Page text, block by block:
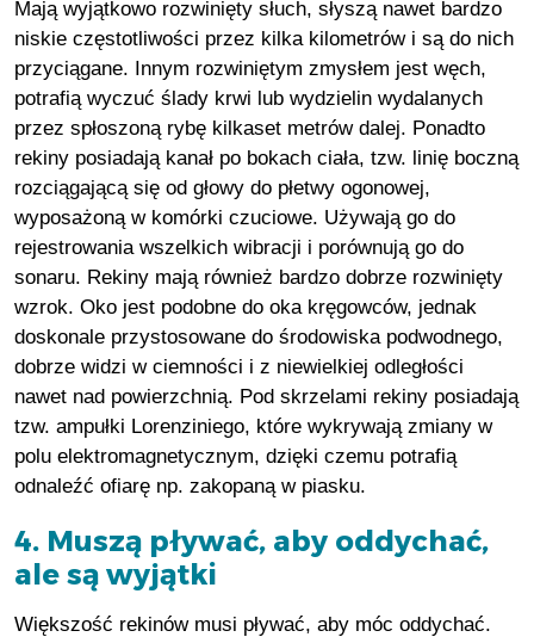
Mają wyjątkowo rozwinięty słuch, słyszą nawet bardzo
niskie częstotliwości przez kilka kilometrów i są do nich
przyciągane. Innym rozwiniętym zmysłem jest węch,
potrafią wyczuć ślady krwi lub wydzielin wydalanych
przez spłoszoną rybę kilkaset metrów dalej. Ponadto
rekiny posiadają kanał po bokach ciała, tzw. linię boczną
rozciągającą się od głowy do płetwy ogonowej,
wyposażoną w komórki czuciowe. Używają go do
rejestrowania wszelkich wibracji i porównują go do
sonaru. Rekiny mają również bardzo dobrze rozwinięty
wzrok. Oko jest podobne do oka kręgowców, jednak
doskonale przystosowane do środowiska podwodnego,
dobrze widzi w ciemności i z niewielkiej odległości
nawet nad powierzchnią. Pod skrzelami rekiny posiadają
tzw. ampułki Lorenziniego, które wykrywają zmiany w
polu elektromagnetycznym, dzięki czemu potrafią
odnaleźć ofiarę np. zakopaną w piasku.
4. Muszą pływać, aby oddychać,
ale są wyjątki
Większość rekinów musi pływać, aby móc oddychać.